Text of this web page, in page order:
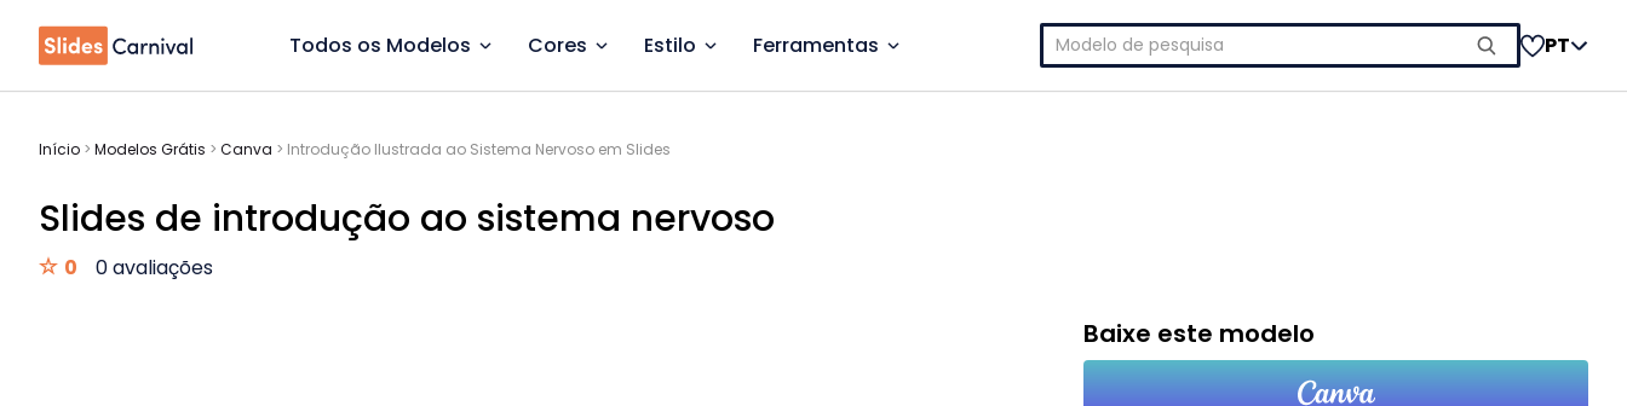
Todos os Modelos Cores Estilo Ferramentas
Pesquisar
por:
PT
Início > Modelos Grátis > Canva > Introdução Ilustrada ao Sistema Nervoso em Slides
Slides de introdução ao sistema nervoso
0 0 avaliações
Baixe este modelo